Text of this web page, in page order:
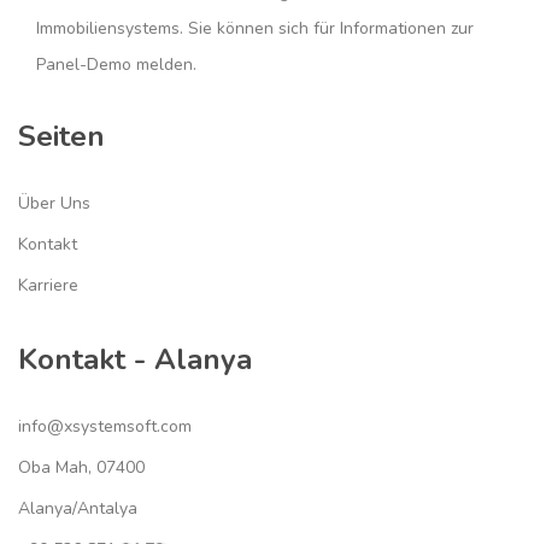
Immobiliensystems. Sie können sich für Informationen zur
Panel-Demo melden.
Seiten
Über Uns
Kontakt
Karriere
Kontakt - Alanya
info@xsystemsoft.com
Oba Mah, 07400
Alanya/Antalya